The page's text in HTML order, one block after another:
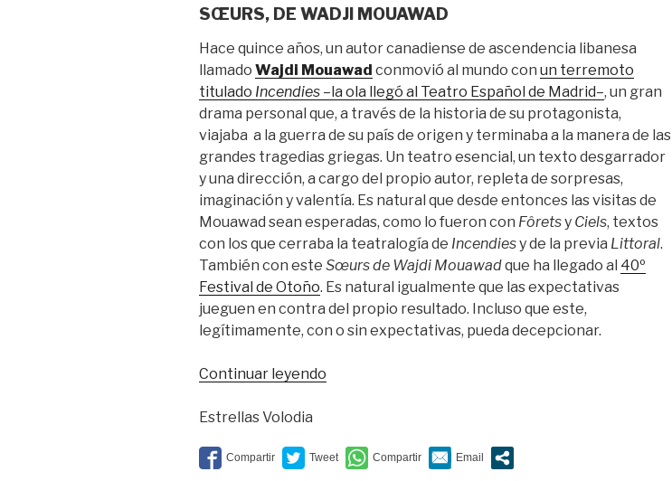
SŒURS, DE WADJI MOUAWAD
Hace quince años, un autor canadiense de ascendencia libanesa
llamado Wajdi Mouawad conmovió al mundo con un terremoto
titulado Incendies –la ola llegó al Teatro Español de Madrid–, un gran
drama personal que, a través de la historia de su protagonista,
viajaba a la guerra de su país de origen y terminaba a la manera de las
grandes tragedias griegas. Un teatro esencial, un texto desgarrador
y una dirección, a cargo del propio autor, repleta de sorpresas,
imaginación y valentía. Es natural que desde entonces las visitas de
Mouawad sean esperadas, como lo fueron con Fôretsy Ciels, textos
con los que cerraba la teatralogía de Incendiesy de la previa Littoral.
También con este Sœurs de Wajdi Mouawadque ha llegado al 40º
Festival de Otoño. Es natural igualmente que las expectativas
jueguen en contra del propio resultado. Incluso que este,
legítimamente, con o sin expectativas, pueda decepcionar.
Continuar leyendo
Estrellas Volodia